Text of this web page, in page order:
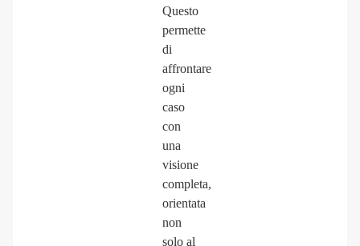
Questo
permette
di
affrontare
ogni
caso
con
una
visione
completa,
orientata
non
solo al